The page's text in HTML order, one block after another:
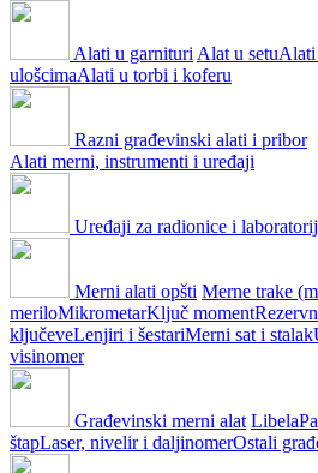
Alati u garnituri Alat u setuAlati
ulošcimaAlati u torbi i koferu
Razni građevinski alati i pribor
Alati merni, instrumenti i uređaji
Uređaji za radionice i
Merni alati opšti Merne trake
meriloMikrometarKljuč moment
ključeveLenjiri i šestariMerni sat i stalak
visinomer
Građevinski merni alat Libela
štapLaser, nivelir i daljinomerOstali